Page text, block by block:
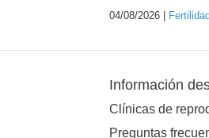
04/08/2026 | Fertilidad
Información
Clínicas de
Preguntas